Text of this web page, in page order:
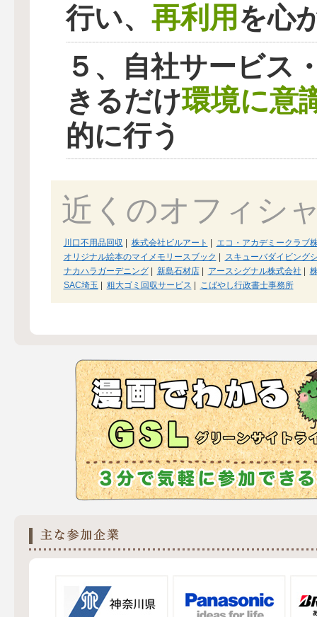
行い、 再利用 を心
５、自社サービス
きるだけ環境に意
的に行う
近くのオフィシ
川口不用品回収 | 株式会社ビルアート | エコ・アカデミークラブ
オリジナル絵本のマイメモリースブック | スキューバダイビング
ナカハラガーデニング| 新島石材店| アースシグナル株式会社 |
SAC埼玉 | 粗大ゴミ回収サービス | こばやし行政書士事務所